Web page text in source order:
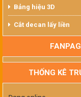
Bảng hiệu 3D
Cắt decan lấy liền
THỐNG KÊ